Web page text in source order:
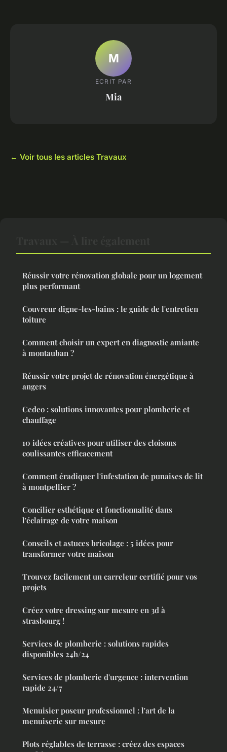
M
ECRIT PAR
Mia
← Voir tous les articles Travaux
Réussir votre rénovation globale pour un logement
plus performant
Couvreur digne-les-bains : le guide de l'entretien
toiture
Comment choisir un expert en diagnostic amiante
à montauban ?
Réussir votre projet de rénovation énergétique à
angers
Cedeo : solutions innovantes pour plomberie et
chauffage
10 idées créatives pour utiliser des cloisons
coulissantes efficacement
Comment éradiquer l'infestation de punaises de lit
à montpellier ?
Concilier esthétique et fonctionnalité dans
l'éclairage de votre maison
Conseils et astuces bricolage : 5 idées pour
transformer votre maison
Trouvez facilement un carreleur certifié pour vos
projets
Créez votre dressing sur mesure en 3d à
strasbourg !
Services de plomberie : solutions rapides
disponibles 24h/24
Services de plomberie d'urgence : intervention
rapide 24/7
Menuisier poseur professionnel : l'art de la
menuiserie sur mesure
Plots réglables de terrasse : créez des espaces